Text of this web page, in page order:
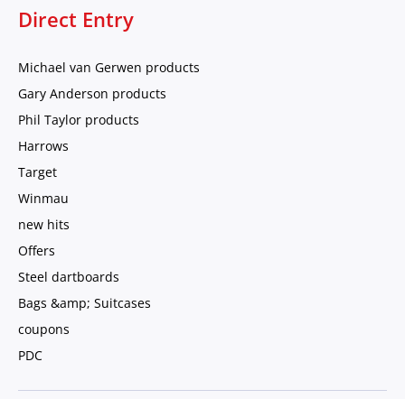
Direct Entry
Michael van Gerwen products
Gary Anderson products
Phil Taylor products
Harrows
Target
Winmau
new hits
Offers
Steel dartboards
Bags &amp; Suitcases
coupons
PDC